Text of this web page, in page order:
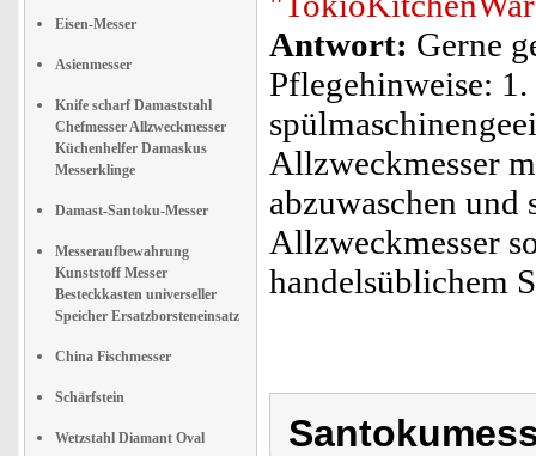
Eisen-Messer
Asienmesser
Knife scharf Damaststahl
Chefmesser Allzweckmesser
Küchenhelfer Damaskus
Messerklinge
Damast-Santoku-Messer
Messeraufbewahrung
Kunststoff Messer
Besteckkasten universeller
Speicher Ersatzborsteneinsatz
China Fischmesser
Schärfstein
Wetzstahl Diamant Oval
Antwort: Gerne
Pflegehinweise:
Allzweckmesser
abzuwaschen
Allzweckmesser
handelsüblichem